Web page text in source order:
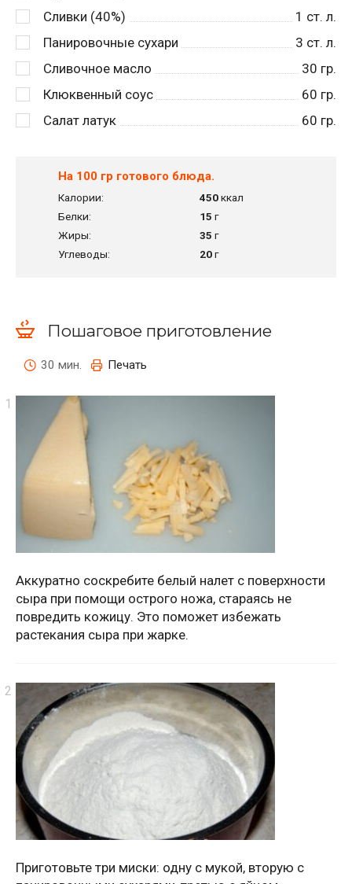
Сливки (40%)
1 ст. л.
Панировочные сухари
3 ст. л.
Сливочное масло
30 гр.
Клюквенный соус
60 гр.
Салат латук
60 гр.
На 100 гр готового блюда.
Калории: 450ккал
Белки:
15 г
Жиры:
35 г
Углеводы:
20г
Пошаговое приготовление
30 мин. Печать
Аккуратно соскребите белый налет с поверхности
сыра при помощи острого ножа, стараясь не
повредить кожицу. Это поможет избежать
растекания сыра при жарке.
Приготовьте три миски: одну с мукой, вторую с